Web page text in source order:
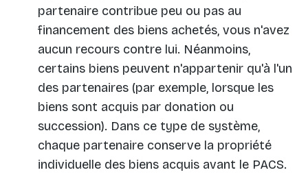
partenaire contribue peu ou pas au
financement des biens achetés, vous n'avez
aucun recours contre lui. Néanmoins,
certains biens peuvent n'appartenir qu'à l'un
des partenaires (par exemple, lorsque les
biens sont acquis par donation ou
succession). Dans ce type de système,
chaque partenaire conserve la propriété
individuelle des biens acquis avant le PACS.